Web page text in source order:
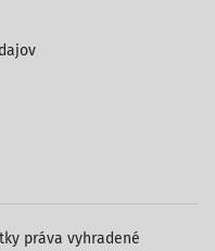
práva vyhradené